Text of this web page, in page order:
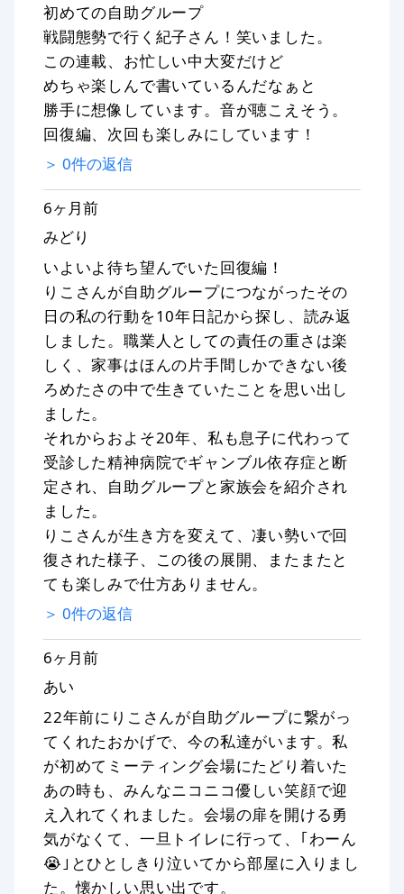
初めての自助グループ
戦闘態勢で行く紀子さん！笑いました。
この連載、お忙しい中大変だけど
めちゃ楽しんで書いているんだなぁと
勝手に想像しています。音が聴こえそう。
回復編、次回も楽しみにしています！
＞ 0件の返信
6ヶ月前
みどり
いよいよ待ち望んでいた回復編！
りこさんが自助グループにつながったその
日の私の行動を10年日記から探し、読み返
しました。職業人としての責任の重さは楽
しく、家事はほんの片手間しかできない後
ろめたさの中で生きていたことを思い出し
ました。
それからおよそ20年、私も息子に代わって
受診した精神病院でギャンブル依存症と断
定され、自助グループと家族会を紹介され
ました。
りこさんが生き方を変えて、凄い勢いで回
復された様子、この後の展開、またまたと
ても楽しみで仕方ありません。
＞ 0件の返信
6ヶ月前
あい
22年前にりこさんが自助グループに繋がっ
てくれたおかげで、今の私達がいます。私
が初めてミーティング会場にたどり着いた
あの時も、みんなニコニコ優しい笑顔で迎
え入れてくれました。会場の扉を開ける勇
気がなくて、一旦トイレに行って、｢わーん
😭｣とひとしきり泣いてから部屋に入りまし
た。懐かしい思い出です。